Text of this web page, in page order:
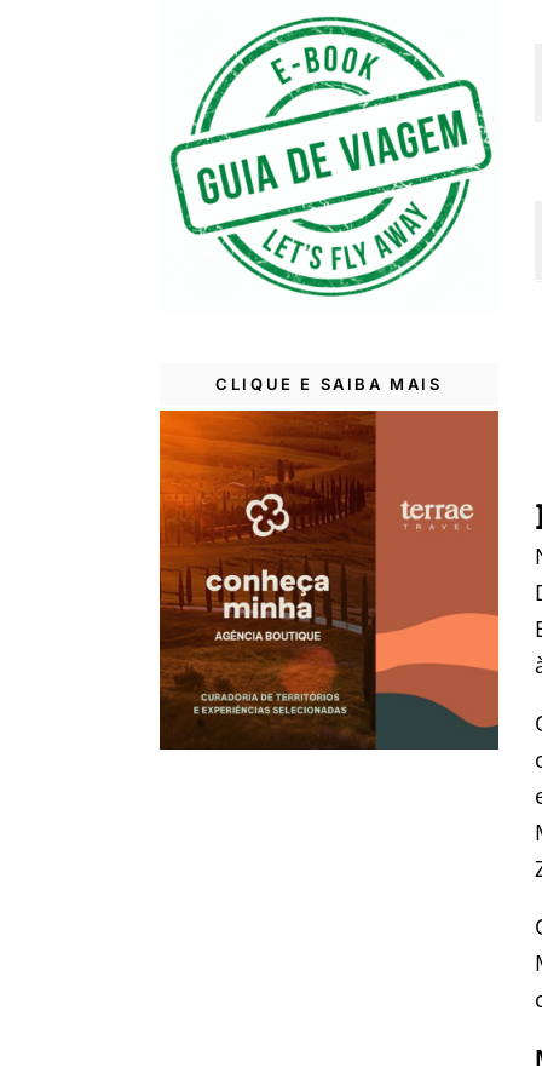
CLIQUE E SAIBA MAIS